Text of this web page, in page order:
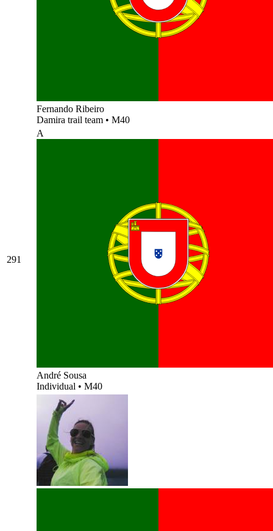
Fernando Ribeiro
Damira trail team • M40
291
A
André Sousa
Individual • M40